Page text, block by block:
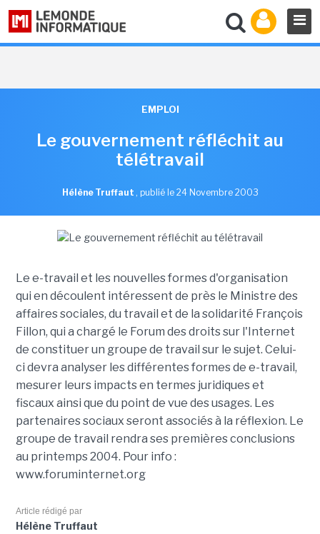
EMPLOI
Le gouvernement réfléchit au
télétravail
Hélène Truffaut , publié le 24 Novembre 2003
Le e-travail et les nouvelles formes d'organisation
qui en découlent intéressent de près le Ministre des
affaires sociales, du travail et de la solidarité François
Fillon, qui a chargé le Forum des droits sur l'Internet
de constituer un groupe de travail sur le sujet. Celui-
ci devra analyser les différentes formes de e-travail,
mesurer leurs impacts en termes juridiques et
fiscaux ainsi que du point de vue des usages. Les
partenaires sociaux seront associés à la réflexion. Le
groupe de travail rendra ses premières conclusions
au printemps 2004. Pour info :
www.foruminternet.org
Article rédigé par
Hélène Truffaut